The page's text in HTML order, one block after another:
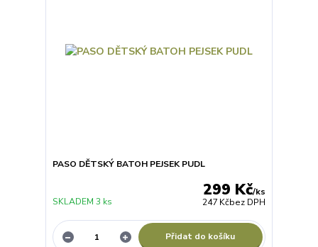
PASO DĚTSKÝ BATOH PEJSEK PUDL
299 Kč/ks
247 Kčbez DPH
SKLADEM 3 ks
Přidat do košíku